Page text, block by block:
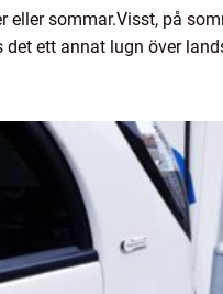
eller sommar.Visst, på
det ett annat lugn över